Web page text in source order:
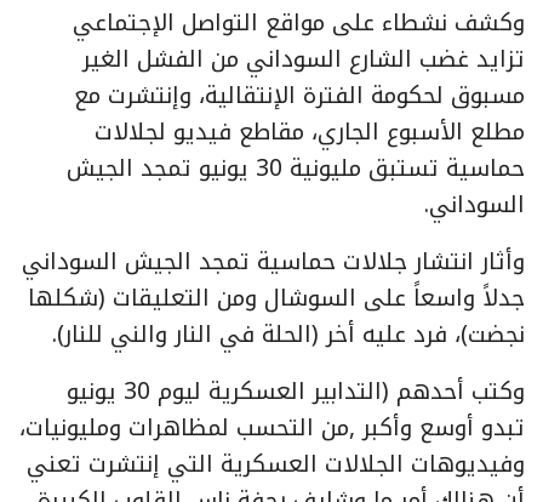
وكشف نشطاء على مواقع التواصل الإجتماعي
تزايد غضب الشارع السوداني من الفشل الغير
مسبوق لحكومة الفترة الإنتقالية، وإنتشرت مع
مطلع الأسبوع الجاري، مقاطع فيديو لجلالات
حماسية تستبق مليونية 30 يونيو تمجد الجيش
السوداني.
وأثار انتشار جلالات حماسية تمجد الجيش السوداني
جدلاً واسعاً على السوشال ومن التعليقات (شكلها
نجضت)، فرد عليه أخر (الحلة في النار والني للنار).
وكتب أحدهم (التدابير العسكرية ليوم 30 يونيو
تبدو أوسع وأكبر ,من التحسب لمظاهرات ومليونيات،
وفيديوهات الجلالات العسكرية التي إنتشرت تعني